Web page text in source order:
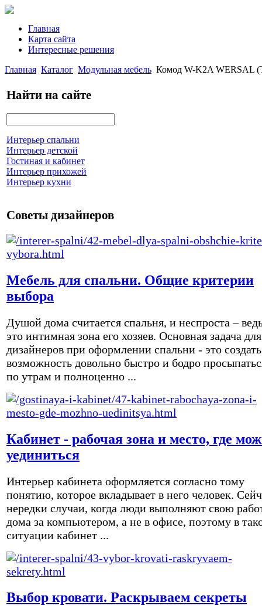
Главная
Карта сайта
Интересные решения
Главная Каталог Модульная мебель Комод W-K2A WERSAL
Найти на сайте
Интерьер спальни
Интерьер детской
Гостиная и кабинет
Интерьер прихожей
Интерьер кухни
Советы дизайнеров
Мебель для спальни. Общие критерии
выбора
Душой дома считается спальня, и неспроста –
это интимная зона его хозяев. Основная задача для
дизайнеров при оформлении спальни - это создать
возможность довольно быстро и бодро
по утрам и полноценно ...
Кабинет - рабочая зона и место, где
уединиться
Интерьер кабинета оформляется согласно тому
понятию, которое вкладывает в него человек.
нередки случаи, когда люди выполняют свою
дома за компьютером, а не в офисе, поэтому в
ситуации кабинет ...
Выбор кровати. Раскрываем секреты